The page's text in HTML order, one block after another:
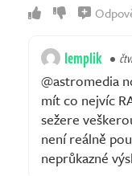
lemplik
@astromedia
mít co nejvíc
sežere
není reálně
neprůkazné